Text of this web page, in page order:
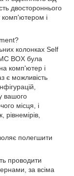
двостороннього
і
колонках Self
BOX була
комп'ютер і
є можливість
вашого
місця, і
полегшити
проводити
за всіма